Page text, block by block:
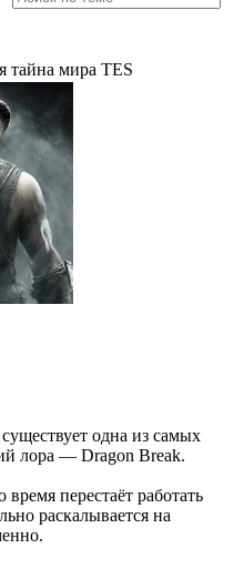
тайна мира TES
одна из самых
лора — Dragon Break.
перестаёт работать
раскалывается на